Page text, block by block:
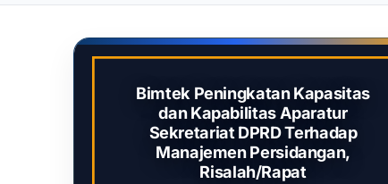
Bimtek Peningkatan Kapasitas
dan Kapabilitas Aparatur
Sekretariat DPRD Terhadap
Manajemen Persidangan,
Risalah/Rapat